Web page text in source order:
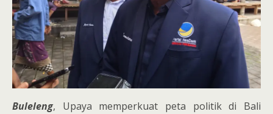
Buleleng, Upaya memperkuat peta politik di Bali